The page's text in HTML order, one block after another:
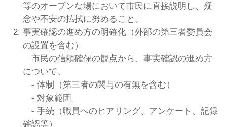
等のオープンな場において市民に直接説明し、疑
念や不安の払拭に努めること。
事実確認の進め方の明確化（外部の第三者委員会
の設置を含む）
市民の信頼確保の観点から、事実確認の進め方
について、
- 体制（第三者の関与の有無を含む）
- 対象範囲
- 手続（職員へのヒアリング、アンケート、記録
確認等）